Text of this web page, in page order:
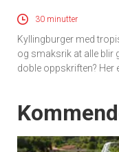
30 minutter
Kyllingburger med
og smaksrik at alle blir
doble oppskriften? Her
Events